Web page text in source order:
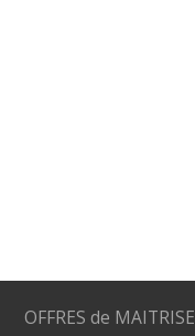
OFFRES de